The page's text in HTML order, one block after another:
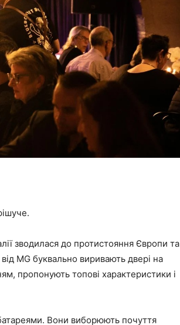
зводилася до протистояння Європи та
MG буквально виривають двері на
пропонують топові характеристики і
Вони виборюють почуття